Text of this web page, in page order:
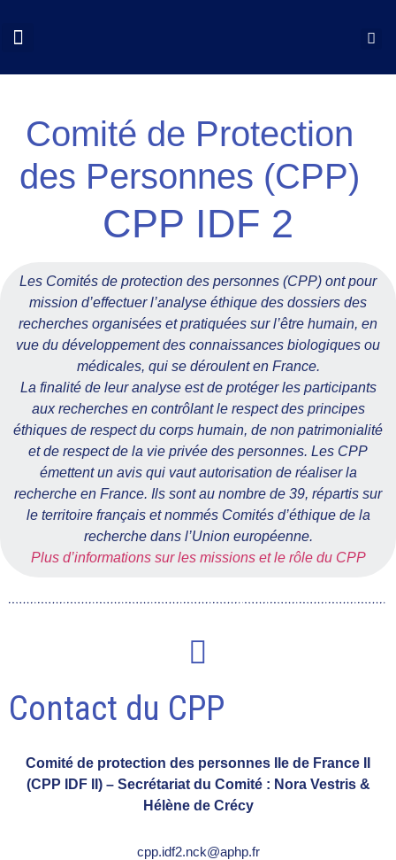
Comité de Protection
des Personnes (CPP)
CPP IDF 2
Les Comités de protection des personnes (CPP) ont pour
mission d’effectuer l’analyse éthique des dossiers des
recherches organisées et pratiquées sur l’être humain, en
vue du développement des connaissances biologiques ou
médicales, qui se déroulent en France.
La finalité de leur analyse est de protéger les participants
aux recherches en contrôlant le respect des principes
éthiques de respect du corps humain, de non patrimonialité
et de respect de la vie privée des personnes. Les CPP
émettent un avis qui vaut autorisation de réaliser la
recherche en France. Ils sont au nombre de 39, répartis sur
le territoire français et nommés Comités d’éthique de la
recherche dans l’Union européenne.
Plus d’informations sur les missions et le rôle du CPP
Contact du CPP
Comité de protection des personnes Ile de France II
(CPP IDF II) – Secrétariat du Comité : Nora Vestris &
Hélène de Crécy
cpp.idf2.nck@aphp.fr